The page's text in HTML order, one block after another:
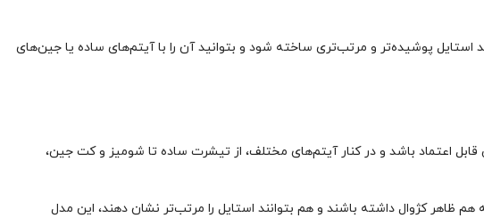
پوشیده‌تر و مرتب‌تری ساخته شود و بتوانید آن را با آیتم‌های ساده یا جین‌های
اعتماد باشد و در کنار آیتم‌های مختلف، از تیشرت ساده تا شومیز و کت جین،
کژوال داشته باشند و هم بتوانند استایل را مرتب‌تر نشان دهند، این مدل